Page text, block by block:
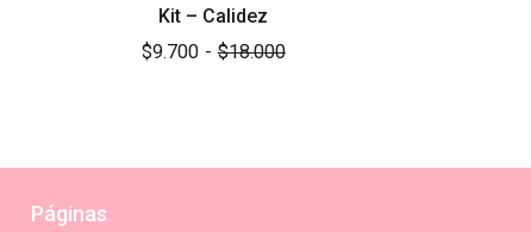
Kit – Calidez
$9.700 - $18.000
Páginas